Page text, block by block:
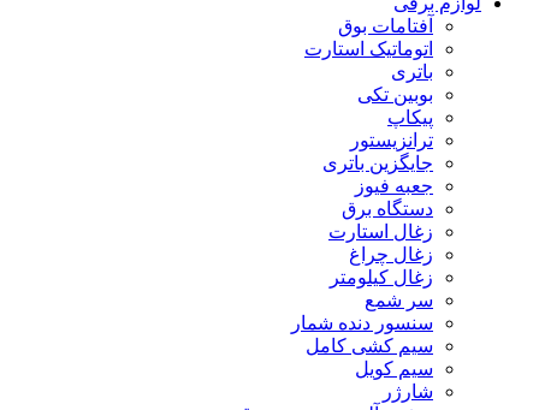
آفتامات بوق
اتوماتیک استارت
باتری
بوبین تکی
پیکاپ
ترانزیستور
جایگزین باتری
جعبه فیوز
دستگاه برق
زغال استارت
زغال چراغ
زغال کیلومتر
سر شمع
سنسور دنده شمار
سیم کشی کامل
سیم کویل
شارژر